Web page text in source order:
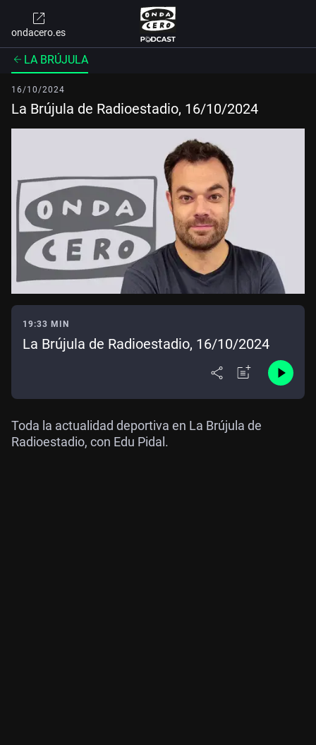
ondacero.es
LA BRÚJULA
16/10/2024
La Brújula de Radioestadio, 16/10/2024
19:33 MIN
La Brújula de Radioestadio, 16/10/2024
Toda la actualidad deportiva en La Brújula de
Radioestadio, con Edu Pidal.